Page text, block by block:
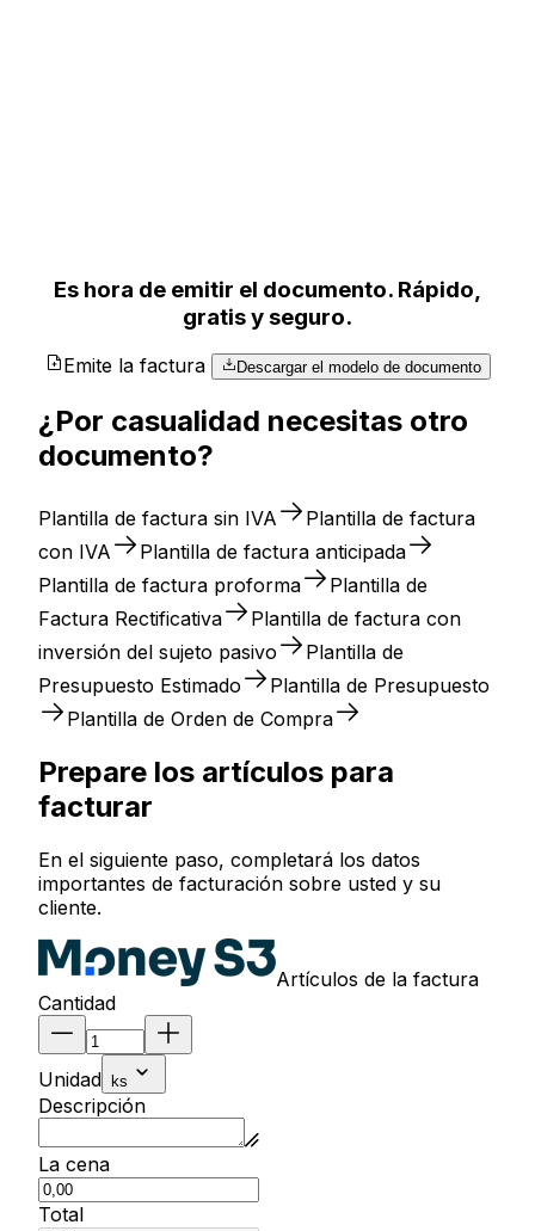
Es hora de emitir el documento. Rápido,
gratis y seguro.
Emite la factura Descargar el modelo de documento
¿Por casualidad necesitas otro
documento?
Plantilla de factura sin IVA
Plantilla de factura
con IVA
Plantilla de factura anticipada
Plantilla de factura proforma
Plantilla de
Factura Rectificativa
Plantilla de factura con
inversión del sujeto pasivo
Plantilla de
Presupuesto Estimado
Plantilla de Presupuesto
Plantilla de Orden de Compra
Prepare los artículos para
facturar
En el siguiente paso, completará los datos
importantes de facturación sobre usted y su
cliente.
Artículos de la factura
Cantidad
Unidad ks
Descripción
La cena
Total